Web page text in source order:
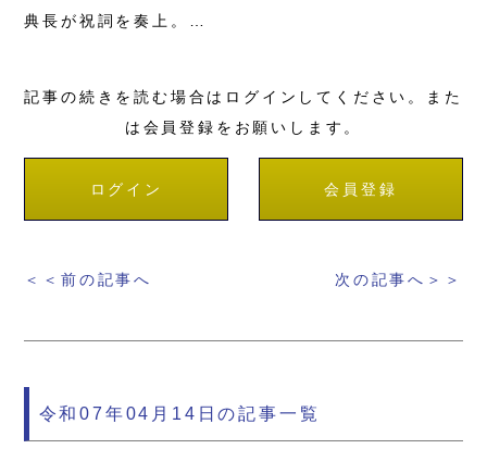
典長が祝詞を奏上。…
記事の続きを読む場合はログインしてください。また
は会員登録をお願いします。
ログイン 会員登録
＜＜前の記事へ 次の記事へ＞＞
令和07年04月14日の記事一覧